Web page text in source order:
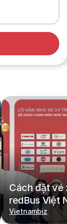
Cách đặt vé
redBus Việt
Vietnambiz